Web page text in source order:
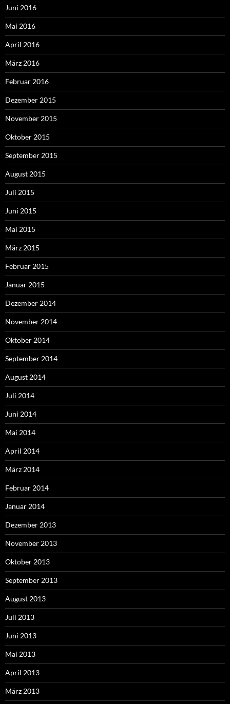
Juni 2016
Mai 2016
April 2016
März 2016
Februar 2016
Dezember 2015
November 2015
Oktober 2015
September 2015
August 2015
Juli 2015
Juni 2015
Mai 2015
März 2015
Februar 2015
Januar 2015
Dezember 2014
November 2014
Oktober 2014
September 2014
August 2014
Juli 2014
Juni 2014
Mai 2014
April 2014
März 2014
Februar 2014
Januar 2014
Dezember 2013
November 2013
Oktober 2013
September 2013
August 2013
Juli 2013
Juni 2013
Mai 2013
April 2013
März 2013